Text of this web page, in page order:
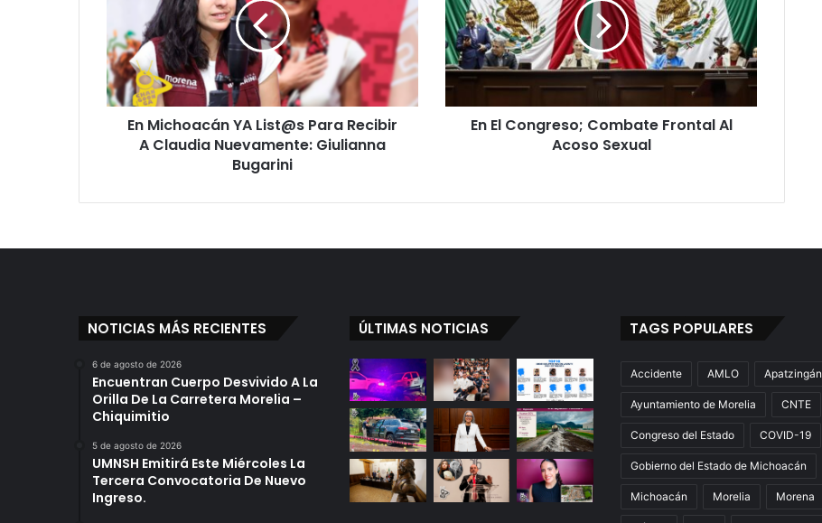
Para
Recibir
A
Claudia
Nuevamente:
Giulianna
Bugarini
En Michoacán YA List@s Para Recibir
A Claudia Nuevamente: Giulianna
Bugarini
Combate
Frontal
Al
Acoso
Sexual
En El Congreso; Combate Frontal Al
Acoso Sexual
NOTICIAS MÁS RECIENTES
6 de agosto de 2026
Encuentran Cuerpo Desvivido A La
Orilla De La Carretera Morelia –
Chiquimitio
5 de agosto de 2026
UMNSH Emitirá Este Miércoles La
Tercera Convocatoria De Nuevo
Ingreso.
ÚLTIMAS NOTICIAS TAGS POPULARES
Accidente AMLO Apatzingán
Ayuntamiento de Morelia CNTE
Congreso del Estado COVID-19
Gobierno del Estado de Michoacán
Michoacán Morelia Morena